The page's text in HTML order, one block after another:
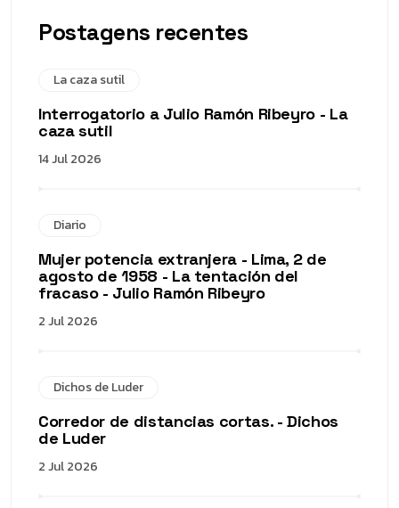
Postagens recentes
La caza sutil
Interrogatorio a Julio Ramón Ribeyro - La
caza sutil
14 Jul 2026
Diario
Mujer potencia extranjera - Lima, 2 de
agosto de 1958 - La tentación del
fracaso - Julio Ramón Ribeyro
2 Jul 2026
Dichos de Luder
Corredor de distancias cortas. - Dichos
de Luder
2 Jul 2026